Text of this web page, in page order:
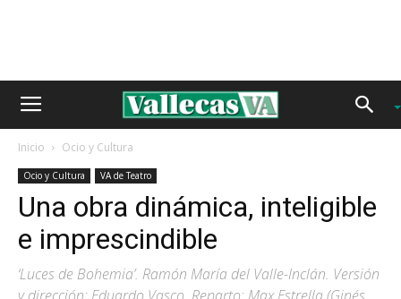
Inicio Ocio y Cultura
Ocio y Cultura VA de Teatro
Una obra dinámica, inteligible
e imprescindible
‘Luces de Bohemia’. Ramón María del Valle-Inclán. Versión